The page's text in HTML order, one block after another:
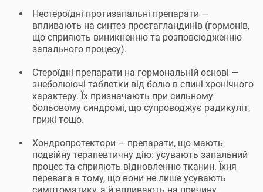
Нестероїдні протизапальні препарати —
впливають на синтез простагландинів (гормонів,
що сприяють виникненню та розповсюдженню
запального процесу).
Стероїдні препарати на гормональній основі —
знеболюючі таблетки від болю в спині хронічного
характеру. Їх призначають при сильному
больовому синдромі, що супроводжує радикуліт,
грижі тощо.
Хондропротектори — препарати, що мають
подвійну терапевтичну дію: усувають запальний
процес та сприяють відновленню тканин. Їхня
перевага в тому, що вони не лише усувають